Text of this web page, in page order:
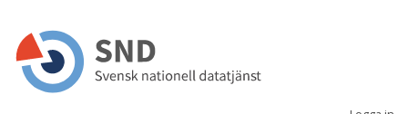
huvudinnehåll